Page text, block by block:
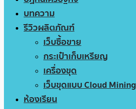
บทความ
รีวิวผลิตภัณฑ์
เว็บซื้อขาย
กระเป๋าเก็บเหรียญ
เครื่องขุด
เว็บขุดแบบ Cloud Mining
ห้องเรียน